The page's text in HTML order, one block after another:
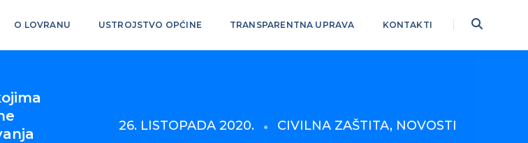
O LOVRANU USTROJSTVO OPĆINE TRANSPARENTNA UPRAVA KONTAKTI
26. LISTOPADA 2020. CIVILNA ZAŠTITA, NOVOSTI